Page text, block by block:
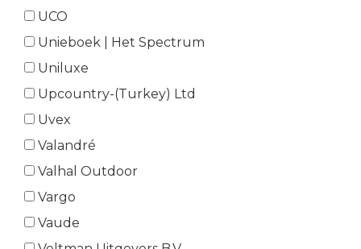
UCO
Unieboek | Het Spectrum
Uniluxe
Upcountry-(Turkey) Ltd
Uvex
Valandré
Valhal Outdoor
Vargo
Vaude